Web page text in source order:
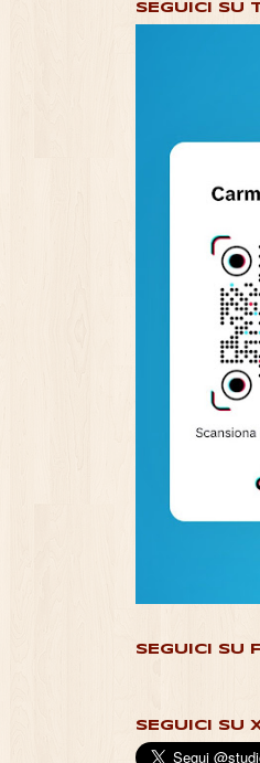
SEGUICI SU
SEGUICI SU
SEGUICI SU